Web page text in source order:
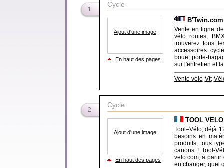
1
Cycle
Ajout d'une image
En haut des pages
Vente en ligne
vélo routes,
trouverez tous
accessoires
boue, porte-
sur l'entretien et
Vente vélo Vtt
2
Cycle
Ajout d'une image
En haut des pages
TOOL VELO
Tool–Vélo, déjà
besoins en
produits, tous
canons ! Tool-
velo.com, à
en changer, quel